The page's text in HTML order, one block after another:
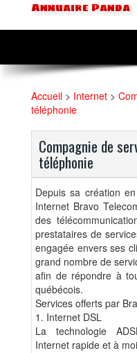
Annuaire Panda
Accueil > Internet >
téléphonie
Compagnie de
téléphonie
Depuis sa création
Internet Bravo
des
prestataires de
engagée envers ses
grand nombre de
afin de répondre à
québécois.
Services offerts par
1. Internet DSL
La technologie
Internet rapide et à